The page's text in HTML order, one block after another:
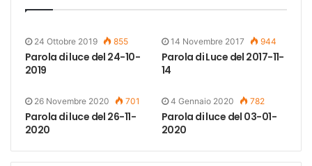
24 Ottobre 2019 855
Parola di luce del 24-10-
2019
14 Novembre 2017 944
Parola di Luce del 2017-11-
14
26 Novembre 2020 701
Parola di luce del 26-11-
2020
4 Gennaio 2020 782
Parola di luce del 03-01-
2020